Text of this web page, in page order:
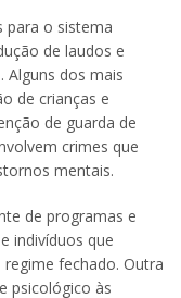
para o sistema
de laudos e
Alguns dos mais
de crianças e
de guarda de
crimes que
mentais.
de programas e
indivíduos que
fechado. Outra
psicológico às